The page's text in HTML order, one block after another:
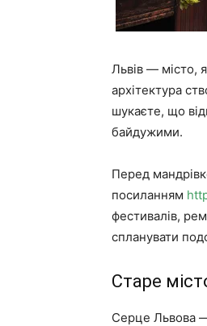
Львів — місто,
архітектура
шукаєте, що
байдужими.
Перед
посиланням
фестивалів,
спланувати
Старе
Серце Львова